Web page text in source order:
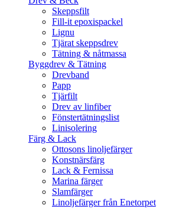
Skeppsfilt
Fill-it epoxispackel
Lignu
Tjärat skeppsdrev
Tätning & nåtmassa
Byggdrev & Tätning
Drevband
Papp
Tjärfilt
Drev av linfiber
Fönstertätningslist
Linisolering
Färg & Lack
Ottosons linoljefärger
Konstnärsfärg
Lack & Fernissa
Marina färger
Slamfärger
Linoljefärger från Enetorpet